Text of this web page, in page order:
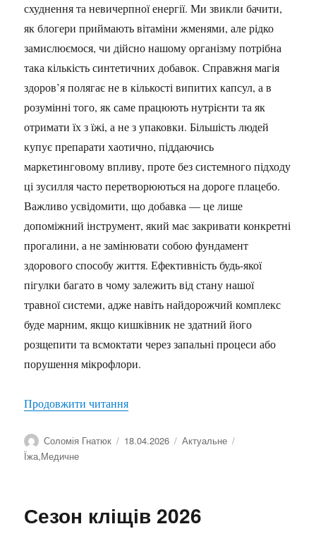
схуднення та невичерпної енергії. Ми звикли бачити,
як блогери приймають вітаміни жменями, але рідко
замислюємося, чи дійсно нашому організму потрібна
така кількість синтетичних добавок. Справжня магія
здоров’я полягає не в кількості випитих капсул, а в
розумінні того, як саме працюють нутрієнти та як
отримати їх з їжі, а не з упаковки. Більшість людей
купує препарати хаотично, піддаючись
маркетинговому впливу, проте без системного підходу
ці зусилля часто перетворюються на дороге плацебо.
Важливо усвідомити, що добавка — це лише
допоміжний інструмент, який має закривати конкретні
прогалини, а не замінювати собою фундамент
здорового способу життя. Ефективність будь-якої
пігулки багато в чому залежить від стану нашої
травної системи, адже навіть найдорожчий комплекс
буде марним, якщо кишківник не здатний його
розщепити та всмоктати через запальні процеси або
порушення мікрофлори.
Продовжити читання“Вітаміни та БАДи: як не
Автор
Соломія Гнатюк Оприлюднено
18.04.2026 Категорії
Актуальне
Їжа,Медичне
Сезон кліщів 2026